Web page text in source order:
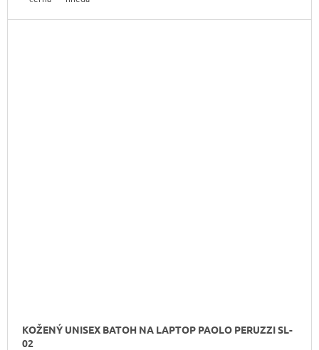
KOŽENÝ UNISEX BATOH NA LAPTOP PAOLO PERUZZI SL-
02